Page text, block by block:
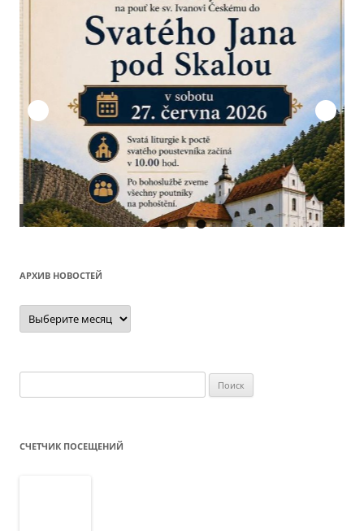
АРХИВ НОВОСТЕЙ
Архив
новостей
СЧЕТЧИК ПОСЕЩЕНИЙ